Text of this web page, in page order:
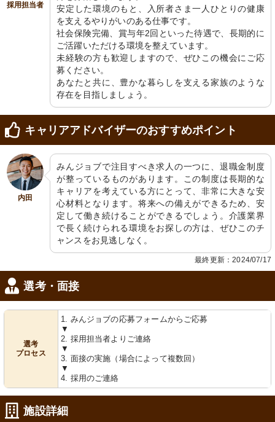
採用担当者
安定した環境のもと、入所者さま一人ひとりの健康
を支えるやりがいのある仕事です。
社会保険完備、賞与年2回といった待遇で、長期的に
ご活躍いただける環境を整えています。
未経験の方も歓迎しますので、ぜひこの機会にご応
募ください。
あなたと共に、豊かな暮らしを支える家族のような
存在を目指しましょう。
キャリアアドバイザーのおすすめポイント
内田
みんジョブで注目すべき求人の一つに、退職金制度
が整っているものがあります。この制度は長期的な
キャリアを考えている方にとって、非常に大きな安
心材料となります。将来への備えができるため、安
定して働き続けることができるでしょう。介護業界
で長く続けられる環境をお探しの方は、ぜひこのチ
ャンスをお見逃しなく。
最終更新：2024/07/17
選考・面接
選考
プロセス
1. みんジョブの応募フォームからご応募
▼
2. 採用担当者よりご連絡
▼
3. 面接の実施（場合によって複数回）
▼
4. 採用のご連絡
施設詳細